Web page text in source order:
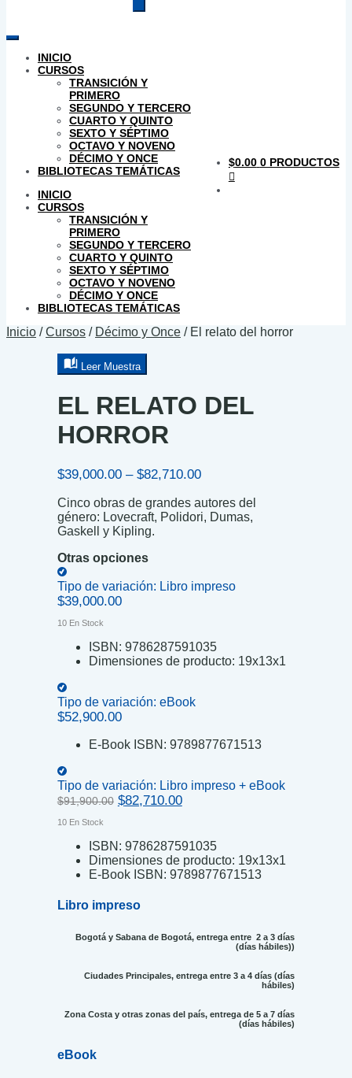
productos
INICIO
CURSOS
TRANSICIÓN Y
PRIMERO
SEGUNDO Y TERCERO
CUARTO Y QUINTO
SEXTO Y SÉPTIMO
OCTAVO Y NOVENO
DÉCIMO Y ONCE
BIBLIOTECAS TEMÁTICAS
INICIO
CURSOS
TRANSICIÓN Y
PRIMERO
SEGUNDO Y TERCERO
CUARTO Y QUINTO
SEXTO Y SÉPTIMO
OCTAVO Y NOVENO
DÉCIMO Y ONCE
BIBLIOTECAS TEMÁTICAS
$0.00 0 PRODUCTOS
Inicio /Cursos / Décimo y Once / El relato del horror
Leer Muestra
EL RELATO DEL
HORROR
$39,000.00 – $82,710.00Price
$39,000.00
through
Cinco obras de grandes autores del
género: Lovecraft, Polidori, Dumas,
Gaskell y Kipling.
Otras opciones
Tipo de variación: Libro impreso
$39,000.00
10 En Stock
ISBN: 9786287591035
Dimensiones de producto: 19x13x1
Tipo de variación: eBook
$52,900.00
E-Book ISBN: 9789877671513
Tipo de variación: Libro impreso + eBook
$91,900.00 Original
$91,900.00.
$82,710.00Current
$82,710.00.
10 En Stock
ISBN: 9786287591035
Dimensiones de producto: 19x13x1
E-Book ISBN: 9789877671513
Libro impreso
Bogotá y Sabana de Bogotá, entrega entre 2 a 3 días
(días hábiles))
Ciudades Principales, entrega entre 3 a 4 días (días
hábiles)
Zona Costa y otras zonas del país, entrega de 5 a 7 días
(días hábiles)
eBook